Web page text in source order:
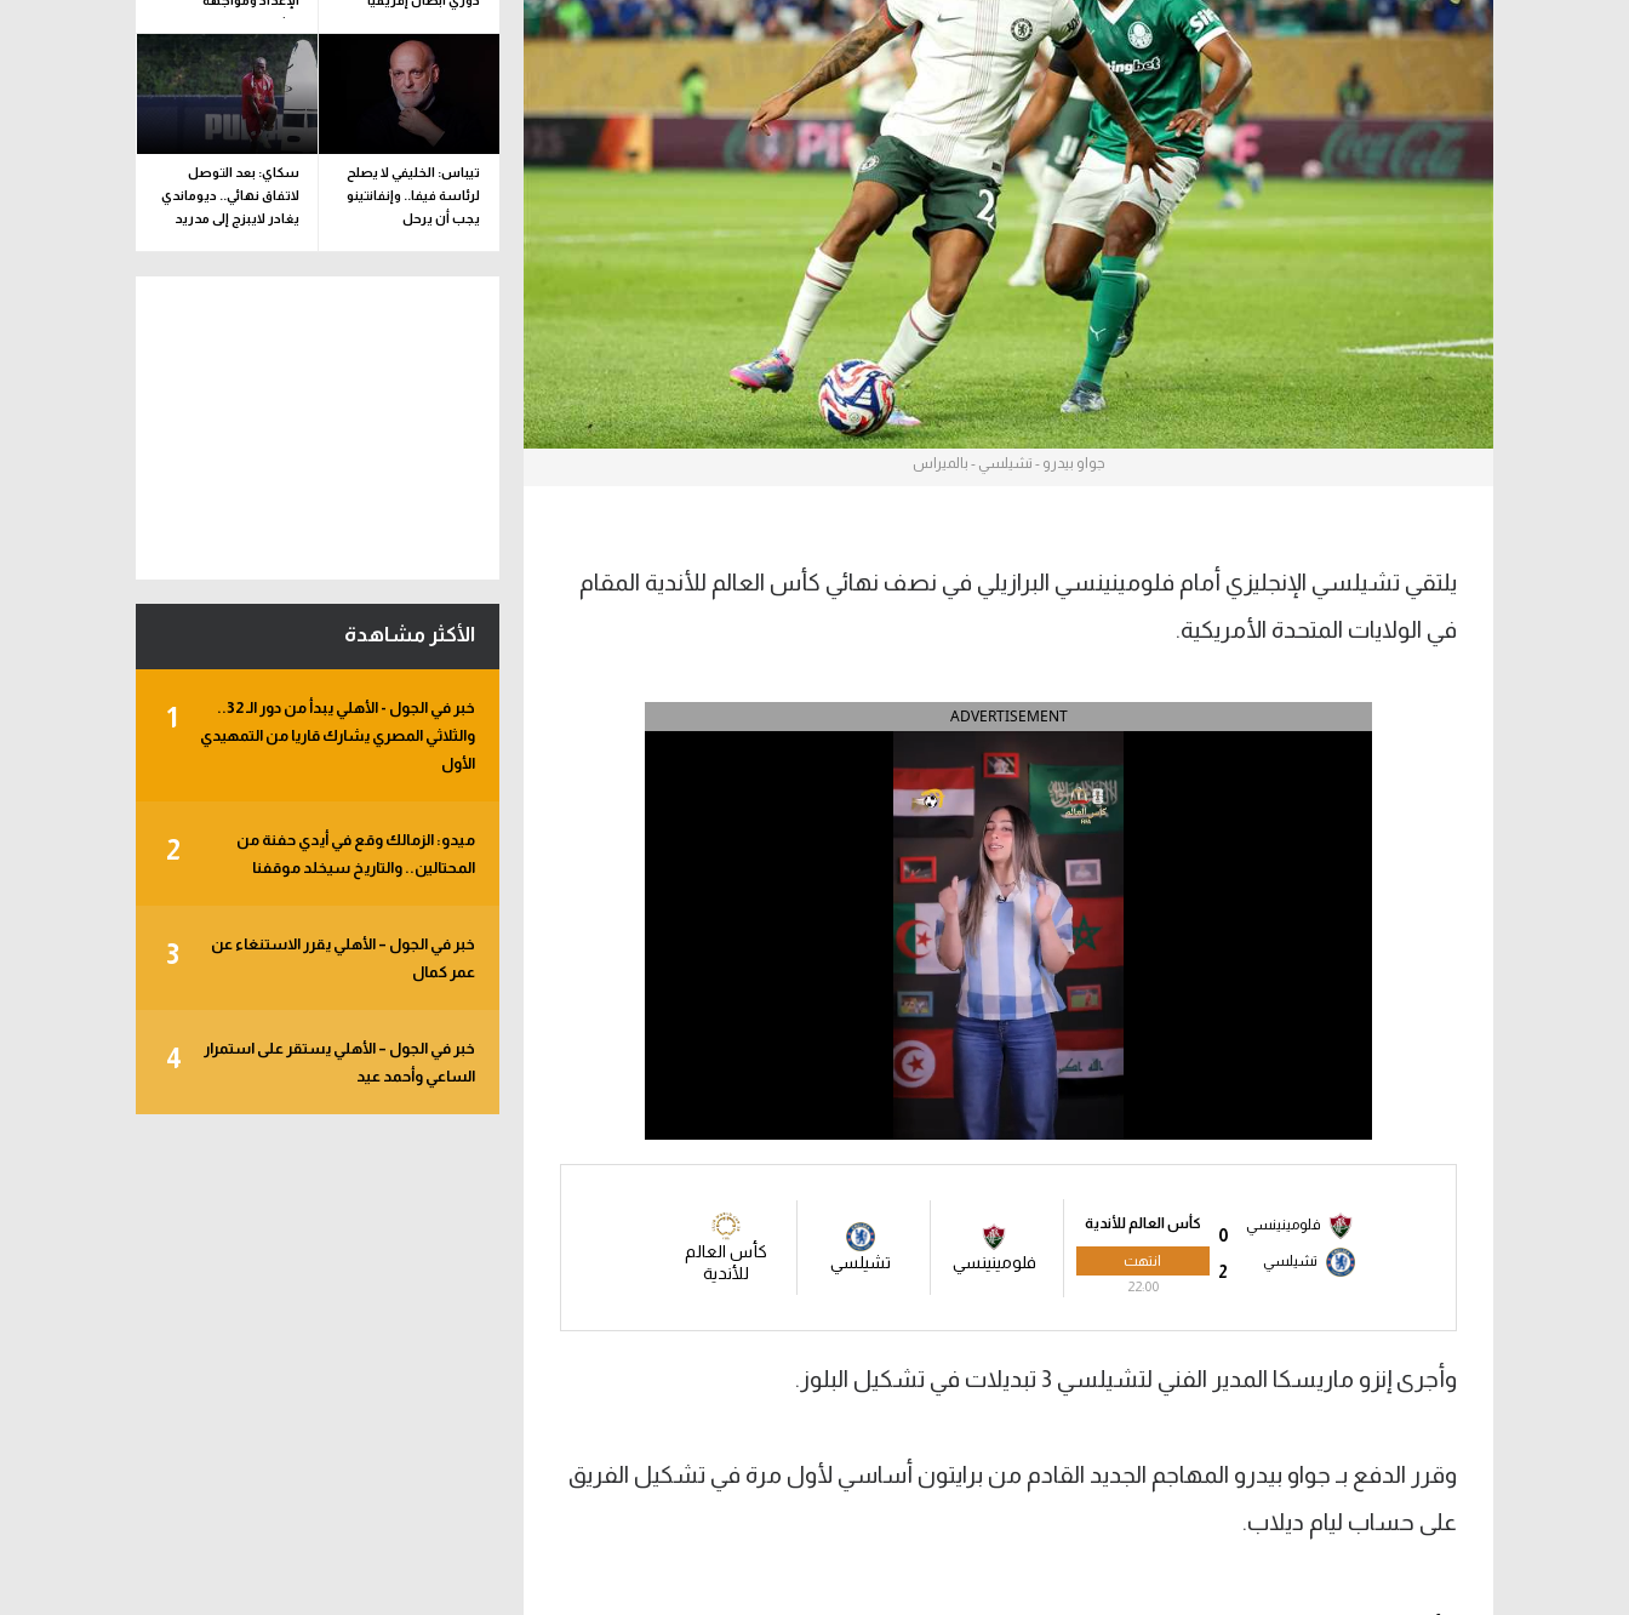
آراء حرة
ركن الألعاب
الدوري السعودي للمحترفين
دوري أبطال أوروبا
دوري أبطال إفريقيا
كل البطولات
دوري أبطال أوروبا
القسم الثاني
رياضات أخرى
آسيا
ركن الألعاب
جواو بيدرو - تشيلسي - بالميراس
يلتقي تشيلسي الإنجليزي أمام فلومينينسي البرازيلي في نصف نهائي كأس العالم للأندية المقام
في الولايات المتحدة الأمريكية.
ADVERTISEMENT
0
فلومينينسي
2
تشيلسي
كأس العالم للأندية
انتهت
22:00
فلومينينسي تشيلسي
كأس العالم
للأندية
وأجرى إنزو ماريسكا المدير الفني لتشيلسي 3 تبديلات في تشكيل البلوز.
وقرر الدفع بـ جواو بيدرو المهاجم الجديد القادم من برايتون أساسي لأول مرة في تشكيل الفريق
على حساب ليام ديلاب.
برشلونة
تيباس: الخليفي لا يصلح
لرئاسة فيفا.. وإنفانتينو
يجب أن يرحل
سكاي: بعد التوصل
لاتفاق نهائي.. ديوماندي
يغادر لايبزج إلى مدريد
الأكثر مشاهدة
1
خبر في الجول - الأهلي يبدأ من دور الـ 32..
والثلاثي المصري يشارك قاريا من التمهيدي
الأول
2
ميدو: الزمالك وقع في أيدي حفنة من
المحتالين.. والتاريخ سيخلد موقفنا
3
خبر في الجول – الأهلي يقرر الاستنغاء عن
عمر كمال
4
خبر في الجول – الأهلي يستقر على استمرار
الساعي وأحمد عيد